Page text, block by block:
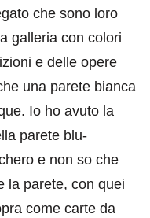
che sono loro
galleria con colori
e delle opere
una parete bianca
Io ho avuto la
parete blu-
e non so che
la parete, con quei
come carte da